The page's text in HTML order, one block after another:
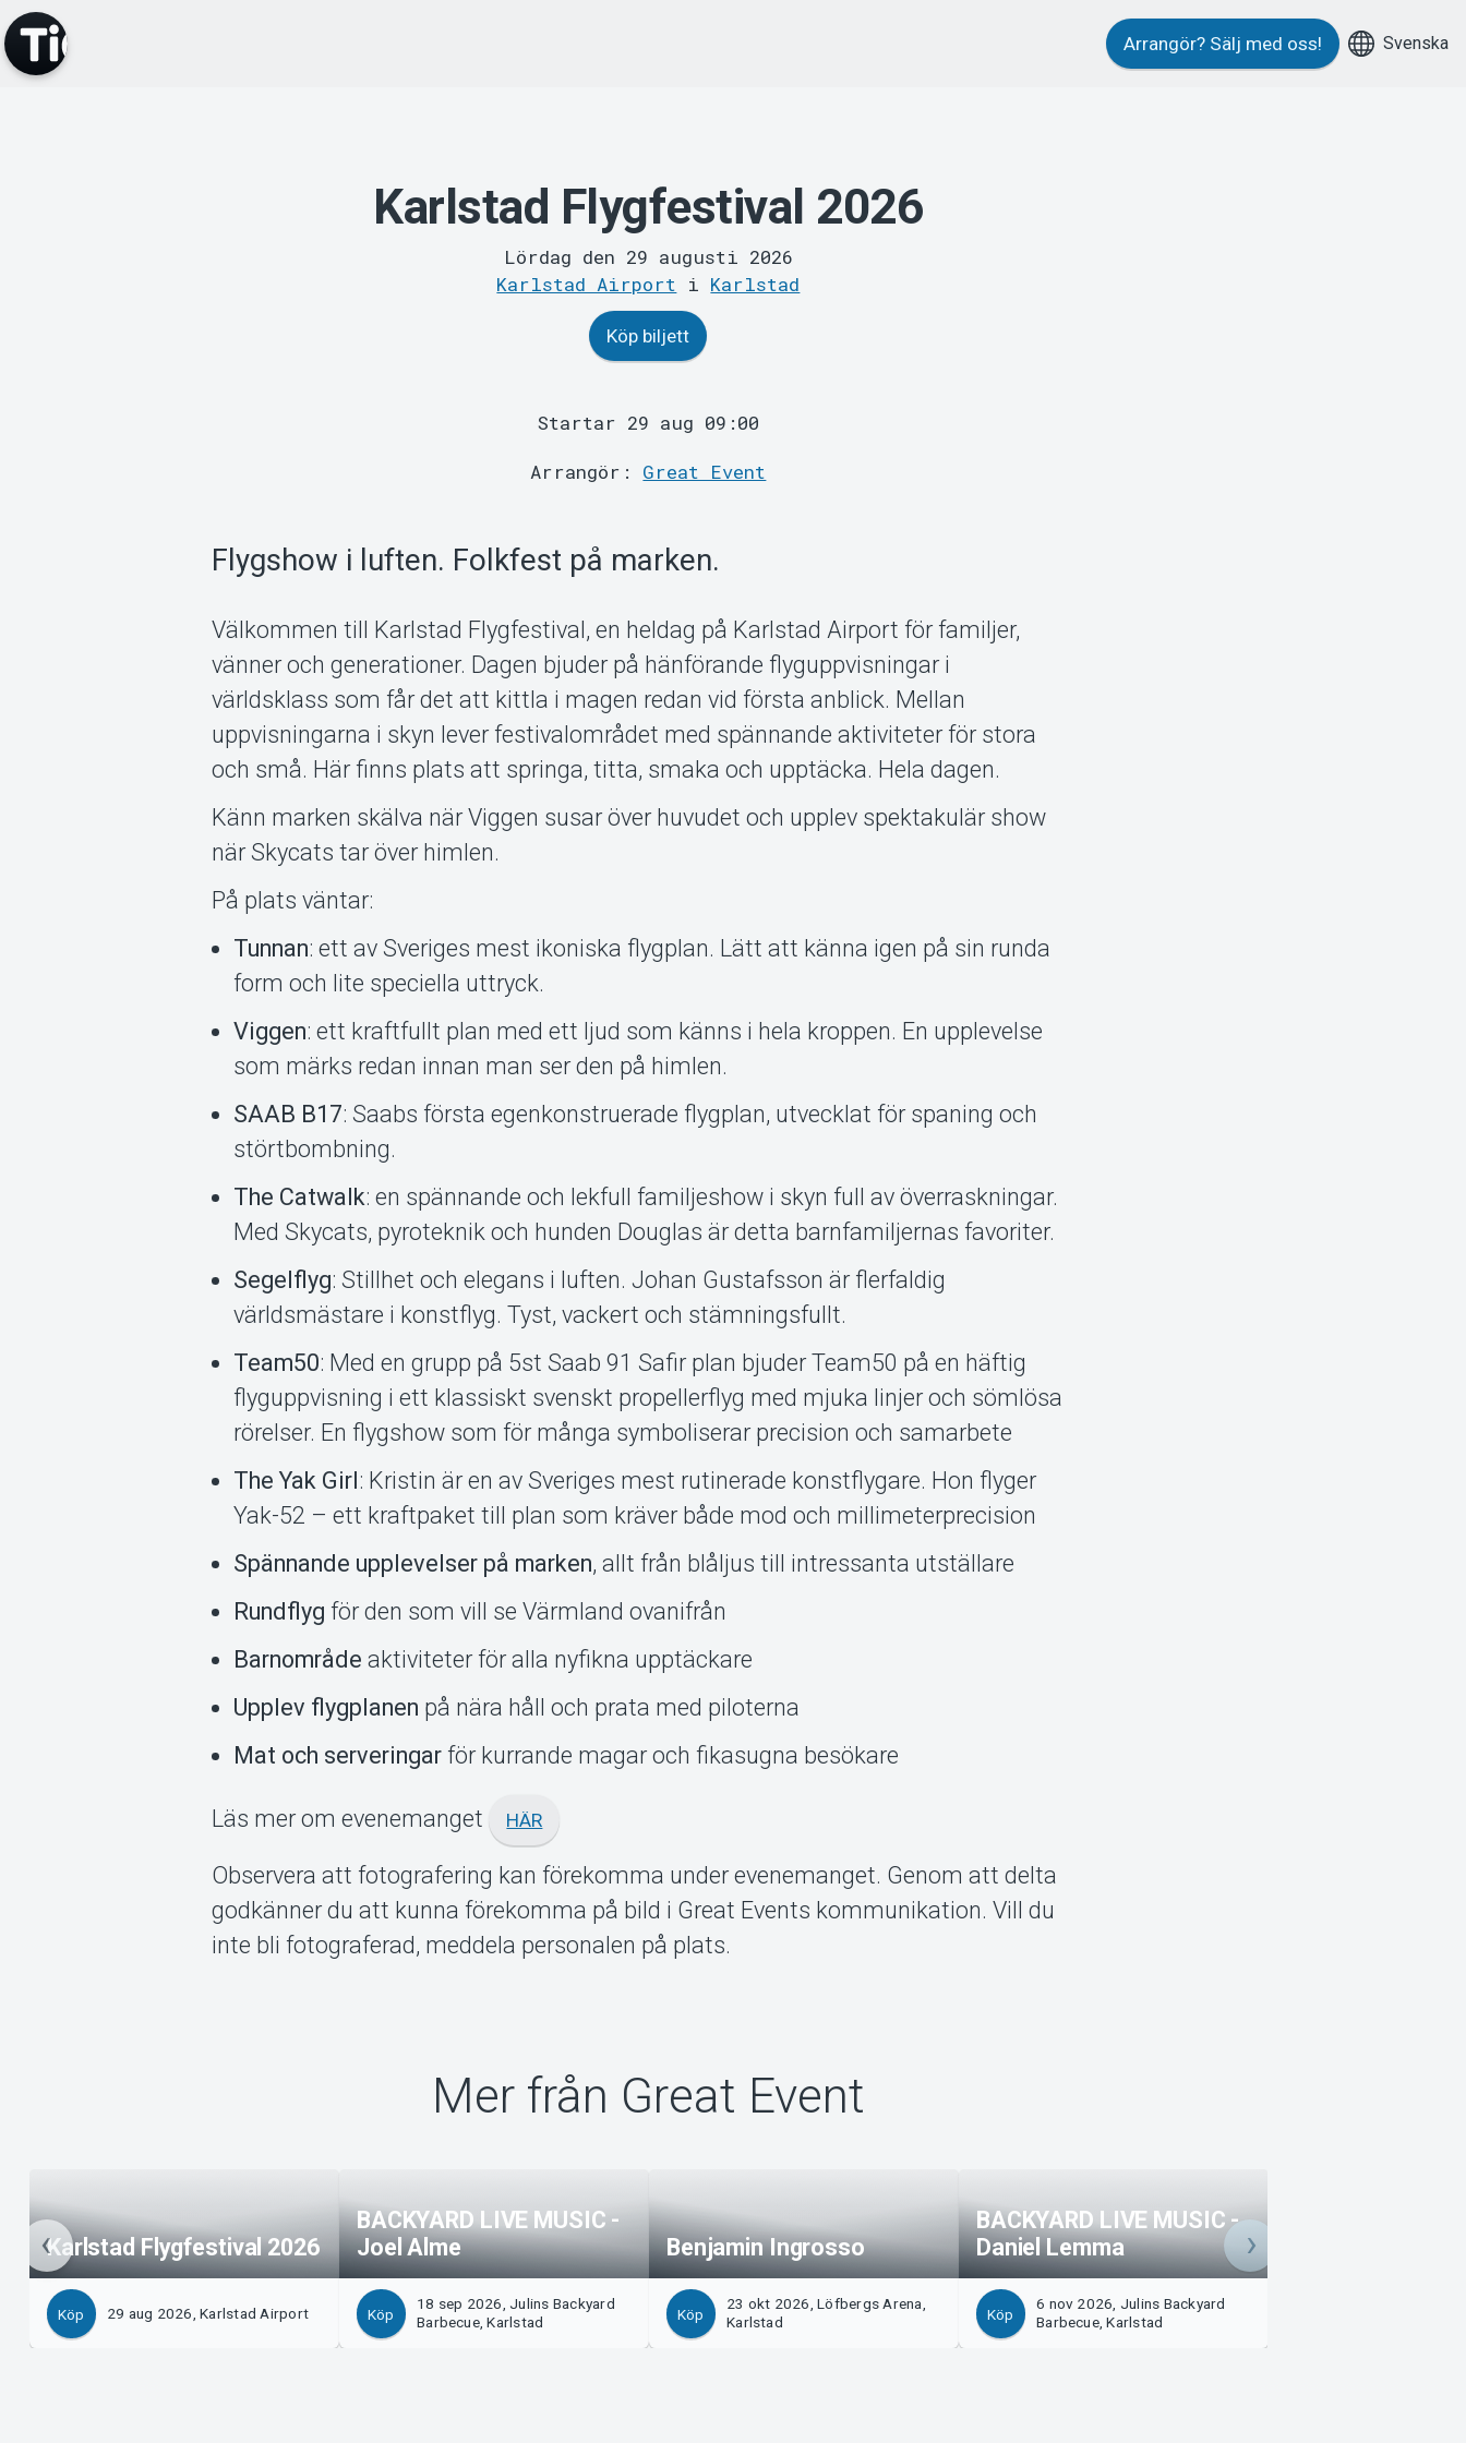
Arrangör? Sälj med oss! Svenska
Karlstad Flygfestival 2026
Lördag den 29 augusti 2026
Karlstad Airport i Karlstad
Köp biljett
Startar 29 aug 09:00
Arrangör: Great Event
Flygshow i luften. Folkfest på marken.
Välkommen till Karlstad Flygfestival, en heldag på Karlstad Airport för familjer,
vänner och generationer. Dagen bjuder på hänförande flyguppvisningar i
världsklass som får det att kittla i magen redan vid första anblick. Mellan
uppvisningarna i skyn lever festivalområdet med spännande aktiviteter för stora
och små. Här finns plats att springa, titta, smaka och upptäcka. Hela dagen.
Känn marken skälva när Viggen susar över huvudet och upplev spektakulär show
när Skycats tar över himlen.
På plats väntar:
Tunnan: ett av Sveriges mest ikoniska flygplan. Lätt att känna igen på sin runda
form och lite speciella uttryck.
Viggen: ett kraftfullt plan med ett ljud som känns i hela kroppen. En upplevelse
som märks redan innan man ser den på himlen.
SAAB B17: Saabs första egenkonstruerade flygplan, utvecklat för spaning och
störtbombning.
The Catwalk: en spännande och lekfull familjeshow i skyn full av överraskningar.
Med Skycats, pyroteknik och hunden Douglas är detta barnfamiljernas favoriter.
Segelflyg: Stillhet och elegans i luften. Johan Gustafsson är flerfaldig
världsmästare i konstflyg. Tyst, vackert och stämningsfullt.
Team50: Med en grupp på 5st Saab 91 Safir plan bjuder Team50 på en häftig
flyguppvisning i ett klassiskt svenskt propellerflyg med mjuka linjer och sömlösa
rörelser. En flygshow som för många symboliserar precision och samarbete
The Yak Girl: Kristin är en av Sveriges mest rutinerade konstflygare. Hon flyger
Yak-52 – ett kraftpaket till plan som kräver både mod och millimeterprecision
Spännande upplevelser på marken, allt från blåljus till intressanta utställare
Rundflyg för den som vill se Värmland ovanifrån
Barnområde aktiviteter för alla nyfikna upptäckare
Upplev flygplanen på nära håll och prata med piloterna
Mat och serveringar för kurrande magar och fikasugna besökare
Läs mer om evenemanget HÄR
Observera att fotografering kan förekomma under evenemanget. Genom att delta
godkänner du att kunna förekomma på bild i Great Events kommunikation. Vill du
inte bli fotograferad, meddela personalen på plats.
Mer från Great Event
Karlstad Flygfestival 2026
Köp 29 aug 2026, Karlstad Airport
BACKYARD LIVE MUSIC -
Joel Alme
Köp
18 sep 2026, Julins Backyard
Barbecue, Karlstad
Benjamin Ingrosso
Köp
23 okt 2026, Löfbergs Arena,
Karlstad
BACKYARD LIVE MUSIC -
Daniel Lemma
Köp
6 nov 2026, Julins Backyard
Barbecue, Karlstad